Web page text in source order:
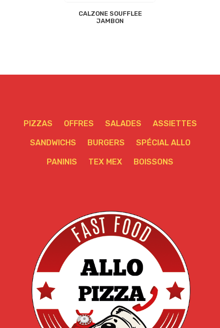
CALZONE SOUFFLEE
JAMBON
PIZZAS OFFRES SALADES ASSIETTES
SANDWICHS BURGERS SPÉCIAL ALLO
PANINIS TEX MEX BOISSONS